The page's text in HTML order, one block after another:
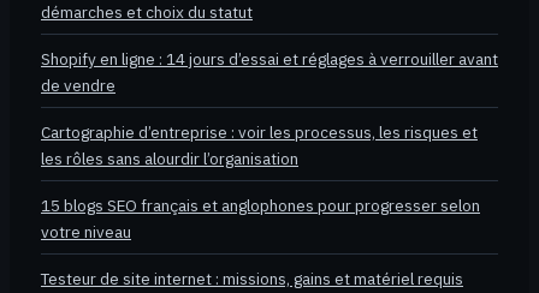
démarches et choix du statut
Shopify en ligne : 14 jours d’essai et réglages à verrouiller avant
de vendre
Cartographie d’entreprise : voir les processus, les risques et
les rôles sans alourdir l’organisation
15 blogs SEO français et anglophones pour progresser selon
votre niveau
Testeur de site internet : missions, gains et matériel requis